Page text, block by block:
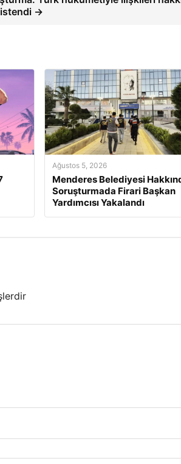
→
Ağustos 5, 2026
Menderes Belediyesi
Soruşturmada Firari Başkan
Yardımcısı Yakalandı